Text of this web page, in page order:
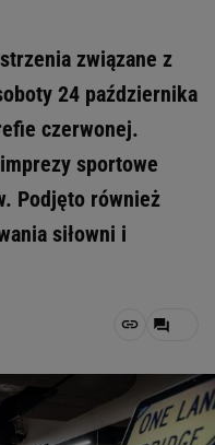
związane z
24 października
czerwonej.
sportowe
Podjęto również
siłowni i